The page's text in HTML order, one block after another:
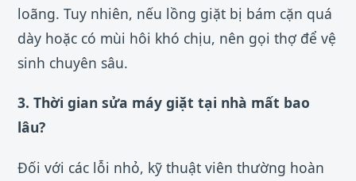
loãng. Tuy nhiên, nếu lồng giặt bị bám cặn quá
dày hoặc có mùi hôi khó chịu, nên gọi thợ để vệ
sinh chuyên sâu.
3. Thời gian sửa máy giặt tại nhà mất bao
lâu?
Đối với các lỗi nhỏ, kỹ thuật viên thường hoàn